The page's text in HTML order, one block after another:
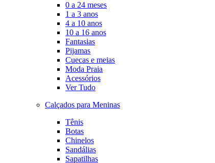
0 a 24 meses
1 a 3 anos
4 a 10 anos
10 a 16 anos
Fantasias
Pijamas
Cuecas e meias
Moda Praia
Acessórios
Ver Tudo
Calçados para Meninas
Tênis
Botas
Chinelos
Sandálias
Sapatilhas